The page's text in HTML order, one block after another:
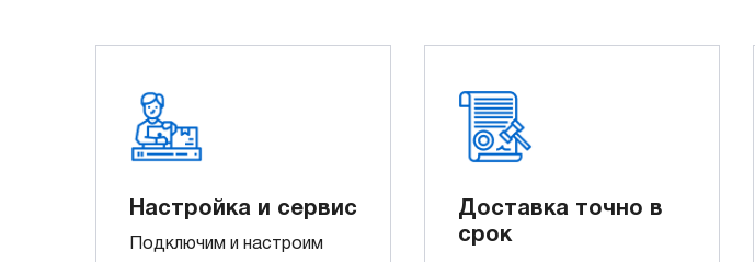
Настройка и сервис
Подключим и настроим
Доставка точно в
срок